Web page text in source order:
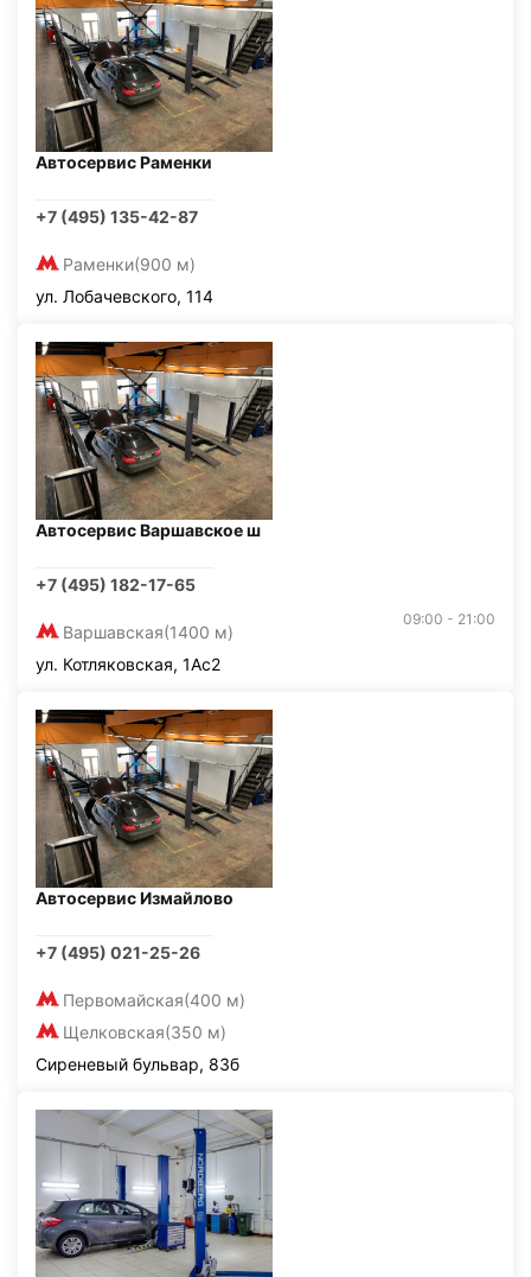
Автосервис Раменки
+7 (495) 135-42-87
Раменки(900 м)
ул. Лобачевского, 114
Автосервис Варшавское ш
+7 (495) 182-17-65
Варшавская(1400 м)
09:00 - 21:00
ул. Котляковская, 1Ас2
Автосервис Измайлово
+7 (495) 021-25-26
Первомайская(400 м)
Щелковская(350 м)
Сиреневый бульвар, 83б